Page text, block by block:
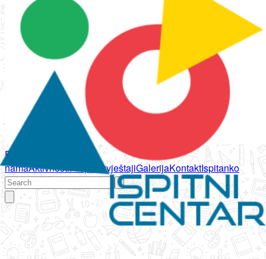
Početna
namaAktivnostiPropisi IzvještajiGalerijaKontaktIspitanko